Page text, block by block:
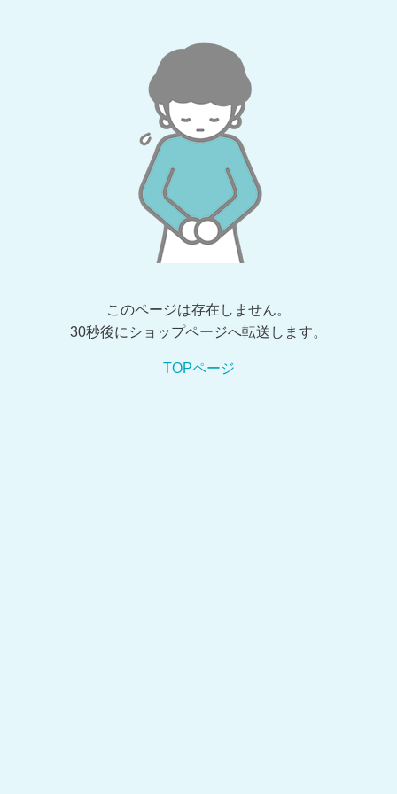
このページは存在しません。
30秒後にショップページへ転送します。
TOPページ